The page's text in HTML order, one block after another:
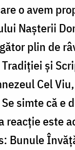
o avem
Nașterii
plin de
și
Cel
simte că e
reacție este
Bunule